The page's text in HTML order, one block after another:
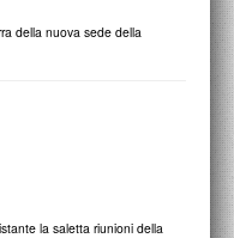
della nuova sede della
la saletta riunioni della